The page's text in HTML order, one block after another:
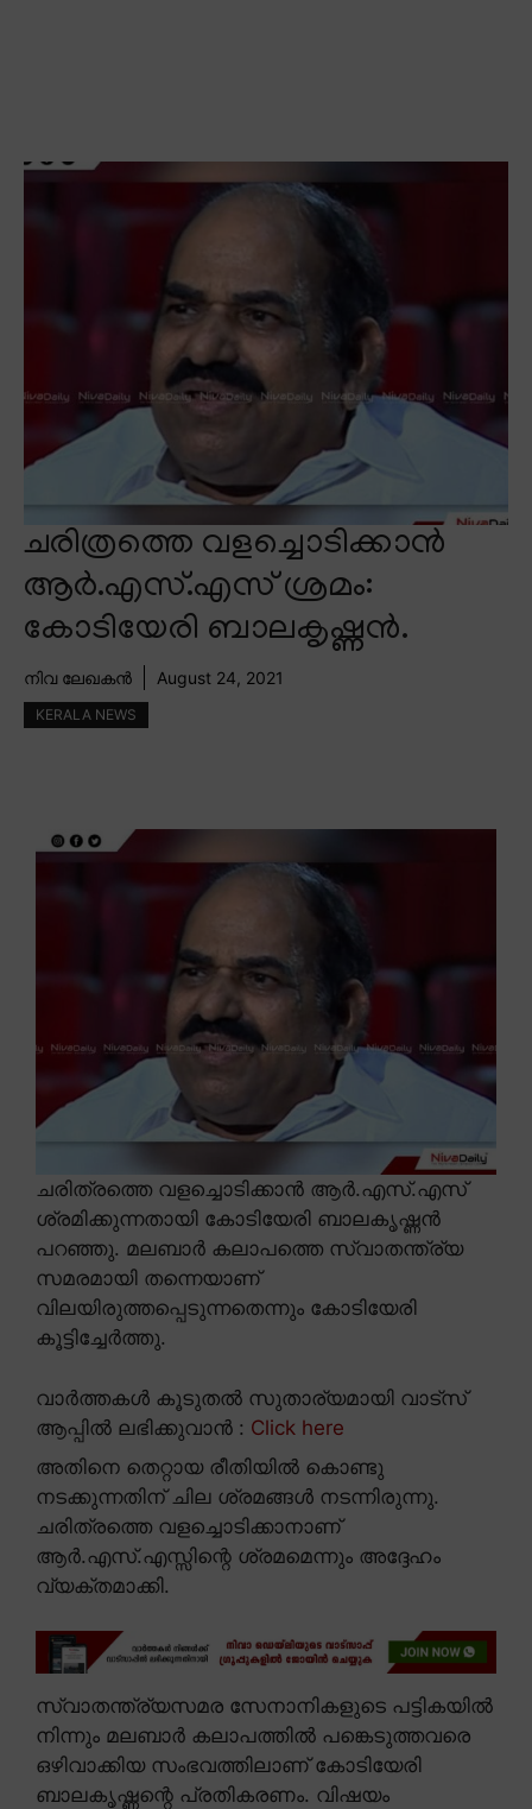
ചരിത്രത്തെ വളച്ചൊടിക്കാൻ
ആർ.എസ്.എസ് ശ്രമം:
കോടിയേരി ബാലകൃഷ്ണൻ.
നിവ ലേഖകൻ August 24, 2021
KERALA NEWS
ചരിത്രത്തെ വളച്ചൊടിക്കാൻ ആർ.എസ്.എസ്
ശ്രമിക്കുന്നതായി കോടിയേരി ബാലകൃഷ്ണൻ
പറഞ്ഞു. മലബാർ കലാപത്തെ സ്വാതന്ത്ര്യ
സമരമായി തന്നെയാണ്
വിലയിരുത്തപ്പെടുന്നതെന്നും കോടിയേരി
കൂട്ടിച്ചേർത്തു.
വാർത്തകൾ കൂടുതൽ സുതാര്യമായി വാട്സ്
ആപ്പിൽ ലഭിക്കുവാൻ : Click here
അതിനെ തെറ്റായ രീതിയിൽ കൊണ്ടു
നടക്കുന്നതിന് ചില ശ്രമങ്ങൾ നടന്നിരുന്നു.
ചരിത്രത്തെ വളച്ചൊടിക്കാനാണ്
ആർ.എസ്.എസ്സിന്റെ ശ്രമമെന്നും അദ്ദേഹം
വ്യക്തമാക്കി.
സ്വാതന്ത്ര്യസമര സേനാനികളുടെ പട്ടികയിൽ
നിന്നും മലബാർ കലാപത്തിൽ പങ്കെടുത്തവരെ
ഒഴിവാക്കിയ സംഭവത്തിലാണ് കോടിയേരി
ബാലകൃഷ്ണന്റെ പ്രതികരണം. വിഷയം